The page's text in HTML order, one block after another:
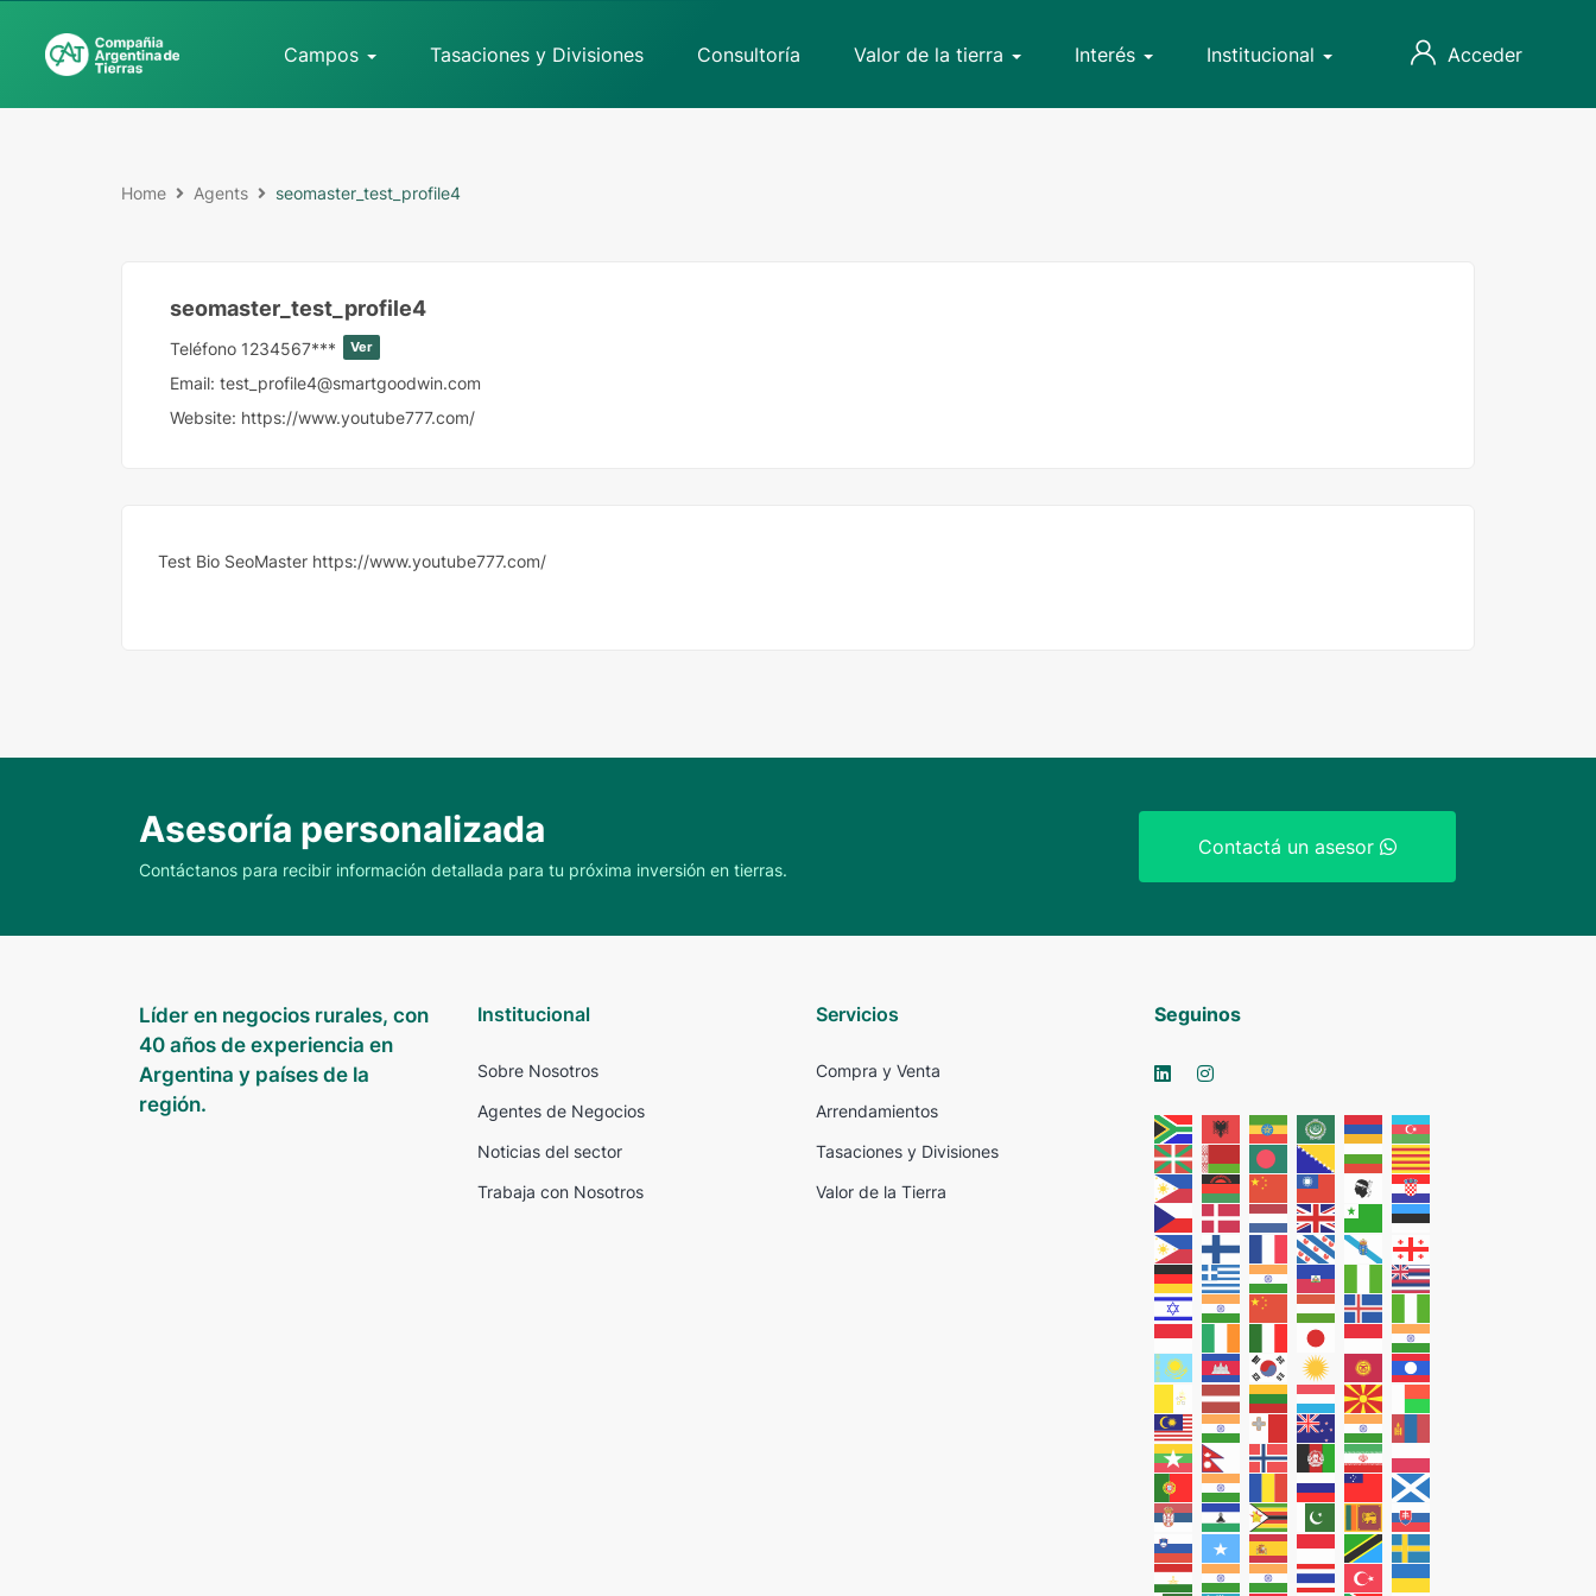
Campos Tasaciones y Divisiones Consultoría Valor de la tierra Interés Institucional Acceder
Home Agents seomaster_test_profile4
seomaster_test_profile4
Teléfono 1234567*** Ver
Email: test_profile4@smartgoodwin.com
Website: https://www.youtube777.com/
Test Bio SeoMaster https://www.youtube777.com/
Asesoría personalizada
Contáctanos para recibir información detallada para tu próxima inversión en tierras.
Contactá un asesor
Líder en negocios rurales, con
40 años de experiencia en
Argentina y países de la
región.
Institucional
Sobre Nosotros
Agentes de Negocios
Noticias del sector
Trabaja con Nosotros
Servicios
Compra y Venta
Arrendamientos
Tasaciones y Divisiones
Valor de la Tierra
Seguinos